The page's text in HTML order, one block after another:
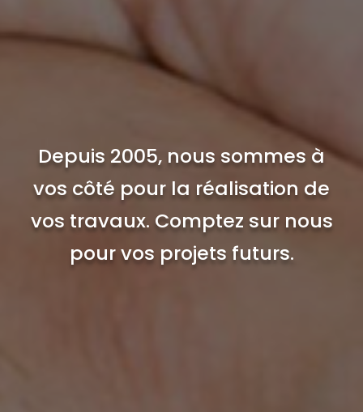
Depuis 2005, nous sommes à
vos côté pour la réalisation de
vos travaux. Comptez sur nous
pour vos projets futurs.